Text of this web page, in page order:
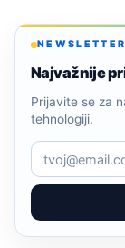
NEWSLETTER
Najvažnije
Prijavite se za
tehnologiji.